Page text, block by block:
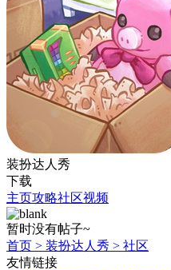
装扮达人秀
下载
主页攻略社区视频
暂时没有帖子~
首页 > 装扮达人秀 > 社区
友情链接